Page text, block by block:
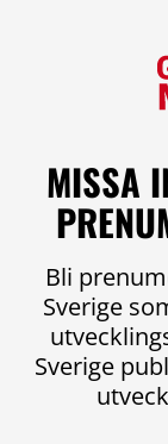
MISSA
Bli
Sverige
Sverige